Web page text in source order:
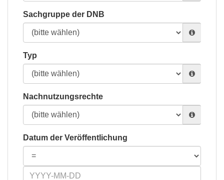
Sachgruppe der DNB
Typ
Nachnutzungsrechte
Datum der Veröffentlichung